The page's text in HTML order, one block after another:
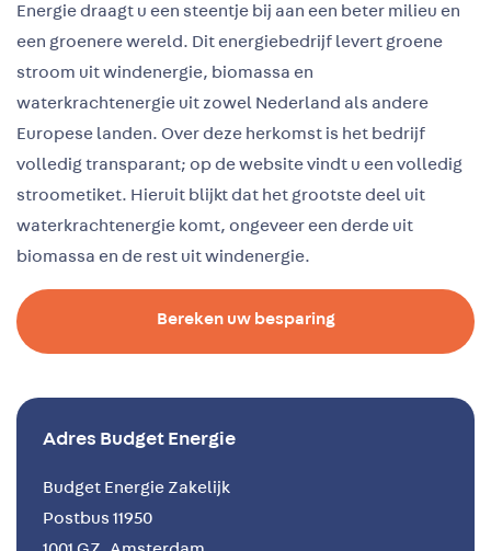
Energie draagt u een steentje bij aan een beter milieu en
een groenere wereld. Dit energiebedrijf levert groene
stroom uit windenergie, biomassa en
waterkrachtenergie uit zowel Nederland als andere
Europese landen. Over deze herkomst is het bedrijf
volledig transparant; op de website vindt u een volledig
stroometiket. Hieruit blijkt dat het grootste deel uit
waterkrachtenergie komt, ongeveer een derde uit
biomassa en de rest uit windenergie.
Bereken uw besparing
Adres Budget Energie
Budget Energie Zakelijk
Postbus 11950